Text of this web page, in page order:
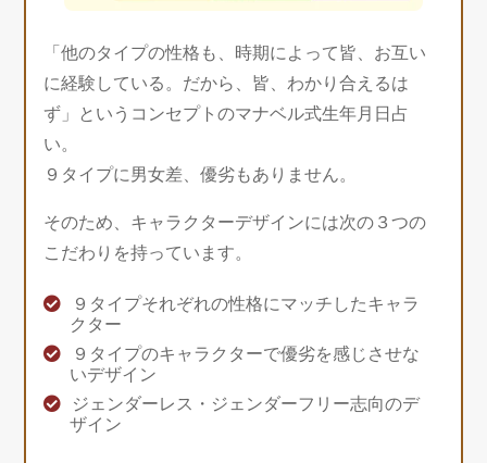
「他のタイプの性格も、時期によって皆、お互い
に経験している。だから、皆、わかり合えるは
ず」というコンセプトのマナベル式生年月日占
い。
９タイプに男女差、優劣もありません。
そのため、キャラクターデザインには次の３つの
こだわりを持っています。
９タイプそれぞれの性格にマッチしたキャラ
クター
９タイプのキャラクターで優劣を感じさせな
いデザイン
ジェンダーレス・ジェンダーフリー志向のデ
ザイン